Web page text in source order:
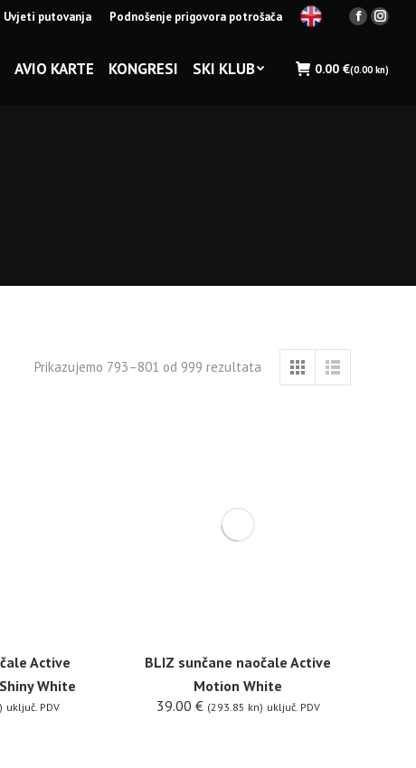
Uvjeti putovanja Podnošenje prigovora potrošača
Facebook
in
in
AVIO KARTE KONGRESI SKI KLUB 0.00 €(0.00 kn)
Prikazujemo 793–801 od 999 rezultata
Active
White
uključ. PDV
BLIZ sunčane naočale Active
Motion White
39.00 € (293.85 kn) uključ. PDV